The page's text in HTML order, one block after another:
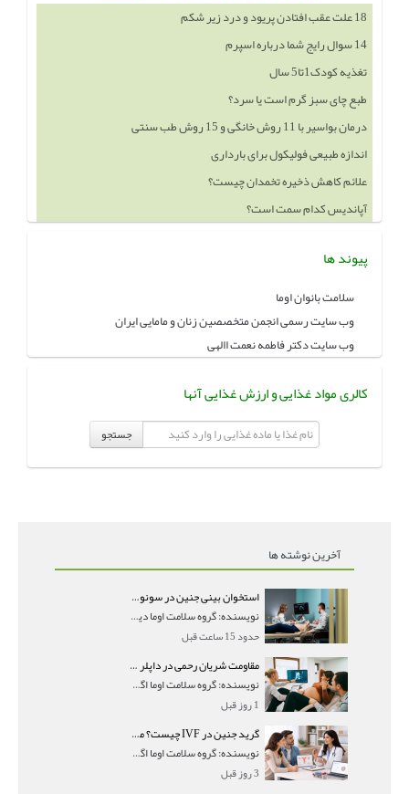
18 علت عقب افتادن پریود و درد زیر شکم
14 سوال رایج شما درباره اسپرم
تغذیه کودک1تا5 سال
طبع چای سبز گرم است یا سرد؟
درمان بواسیر با 11 روش خانگی و 15 روش طب سنتی
اندازه طبیعی فولیکول برای بارداری
علائم کاهش ذخیره تخمدان چیست؟
آپاندیس کدام سمت است؟
پیوند ها
سلامت بانوان اوما
وب سایت رسمی انجمن متخصصین زنان و مامایی ایران
وب سایت دکتر فاطمه نعمت االهی
کالری مواد غذایی و ارزش غذایی آنها
جستجو
آخرین نوشته ها
استخوان بینی جنین در سونوگرافی؛ دیده نشدن یا دیر تشکیل شدن آن چه معنایی دارد؟
نویسنده: گروه سلامت اوما دیده نشدن استخوان بینی جن
حدود 15 ساعت قبل
مقاومت شریان رحمی در داپلر بارداری؛ PI و RI نرمال و تأثیر آن بر جنین
نویسنده: گروه سلامت اوما اگر در جواب سونوگرافی داپ
1 روز قبل
گرید جنین در IVF چیست؟ معنی AA، AB و BB و شانس موفقیت هر گرید
نویسنده: گروه سلامت اوما اگر در گزارش IVF با عباراتی
3 روز قبل